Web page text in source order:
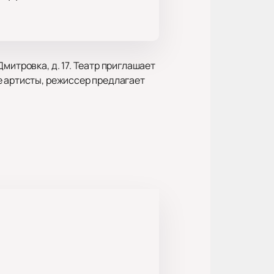
д. 17. Театр приглашает
артисты, режиссер предлагает
Зал обеспечивает хорошую
репертуаром.